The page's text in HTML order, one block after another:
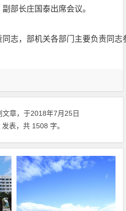
部长庄国泰出席会议。
志，部机关各部门主要负责同志
文章，于2018年7月25日
发表，共 1508 字。